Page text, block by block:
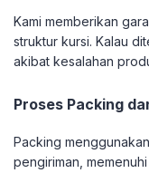
Kami memberikan
struktur kursi. Kalau
akibat kesalahan
Proses Packing
Packing
pengiriman,